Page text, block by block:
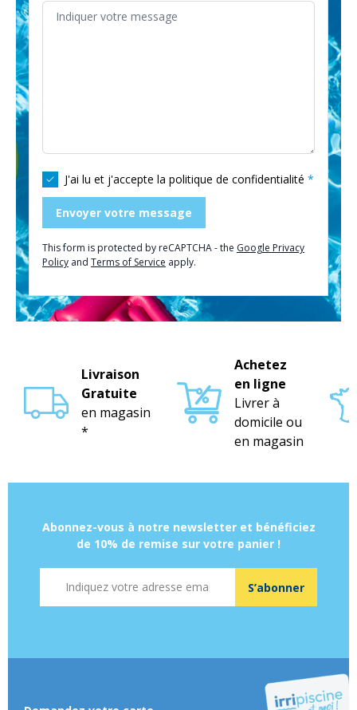
J'ai lu et j'accepte la politique de confidentialité
Envoyer votre message
This form is protected by reCAPTCHA - the Google Privacy
Policy and Terms of Service apply.
Livraison
Gratuite
en magasin
*
Achetez
en ligne
Livrer à
domicile ou
en magasin
Abonnez-vous à notre newsletter et bénéficiez
de 10% de remise sur votre panier !
S’abonner